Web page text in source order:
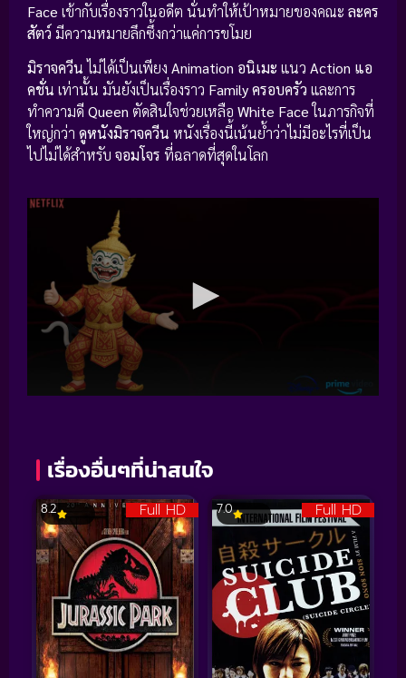
Face เข้ากับเรื่องราวในอดีต นั่นทำให้เป้าหมายของคณะ ละคร
สัตว์ มีความหมายลึกซึ้งกว่าแค่การขโมย
มิราจควีนไม่ได้เป็นเพียง Animation อนิเมะ แนว Action แอ
คชั่น เท่านั้น มันยังเป็นเรื่องราว Family ครอบครัว และการ
ทำความดี Queen ตัดสินใจช่วยเหลือ White Faceในภารกิจที่
ใหญ่กว่า ดูหนังมิราจควีน หนังเรื่องนี้เน้นย้ำว่าไม่มีอะไรที่เป็น
ไปไม่ได้สำหรับ จอมโจร ที่ฉลาดที่สุดในโลก
เรื่องอื่นๆที่น่าสนใจ
Full HD
8.2 Full HD
7.0